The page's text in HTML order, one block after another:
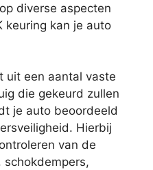
diverse aspecten
keuring kan je auto
uit een aantal vaste
die gekeurd zullen
je auto beoordeeld
Hierbij
van de
schokdempers,